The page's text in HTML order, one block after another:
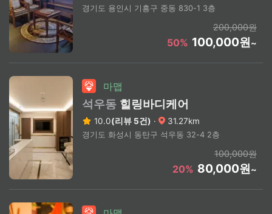
경기도 용인시 기흥구 중동 830-1 3층
200,000원
50% 100,000원~
마맵
석우동 힐링바디케어
10.0(리뷰 5건) · 31.27km
경기도 화성시 동탄구 석우동 32-4 2층
100,000원
20% 80,000원~